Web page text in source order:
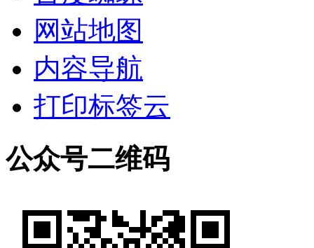
网站地图
内容导航
打印标签云
公众号二维码